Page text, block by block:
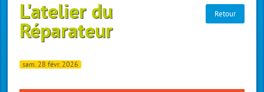
Retour
L'atelier du
Réparateur
sam. 28 févr. 2026